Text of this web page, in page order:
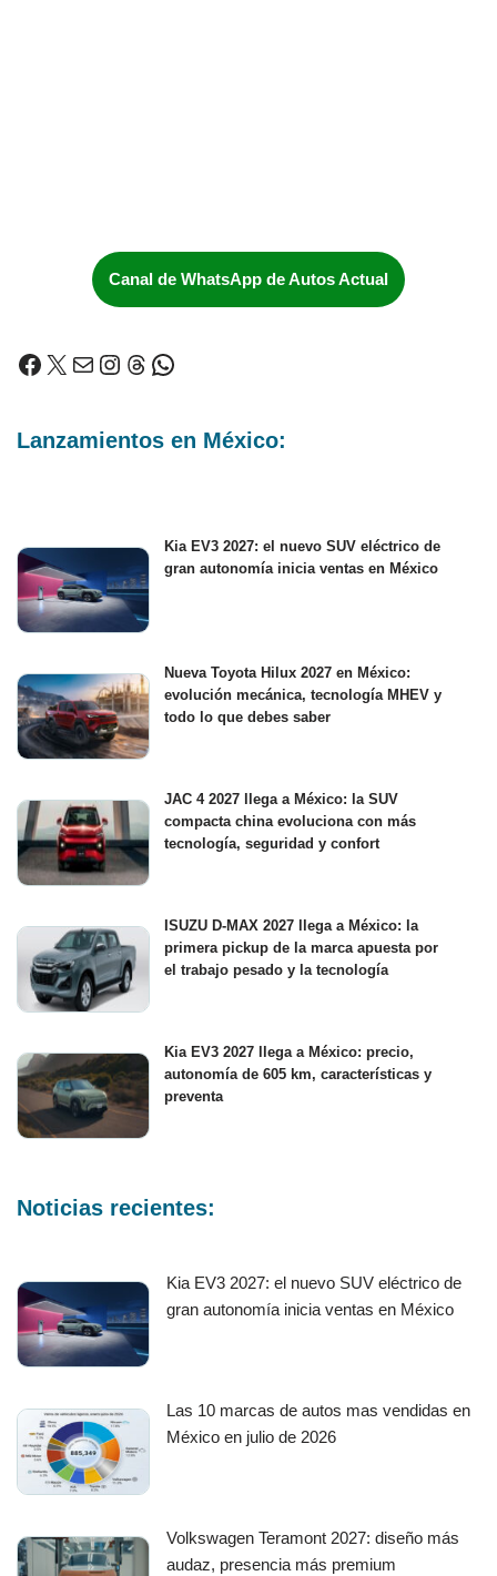
Canal de WhatsApp de Autos Actual
Lanzamientos en México:
Kia EV3 2027: el nuevo SUV eléctrico de
gran autonomía inicia ventas en México
Nueva Toyota Hilux 2027 en México:
evolución mecánica, tecnología MHEV y
todo lo que debes saber
JAC 4 2027 llega a México: la SUV
compacta china evoluciona con más
tecnología, seguridad y confort
ISUZU D-MAX 2027 llega a México: la
primera pickup de la marca apuesta por
el trabajo pesado y la tecnología
Kia EV3 2027 llega a México: precio,
autonomía de 605 km, características y
preventa
Noticias recientes:
Kia EV3 2027: el nuevo SUV eléctrico de
gran autonomía inicia ventas en México
Las 10 marcas de autos mas vendidas en
México en julio de 2026
Volkswagen Teramont 2027: diseño más
audaz, presencia más premium